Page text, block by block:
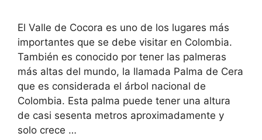
El Valle de Cocora es uno de los lugares más
importantes que se debe visitar en Colombia.
También es conocido por tener las palmeras
más altas del mundo, la llamada Palma de Cera
que es considerada el árbol nacional de
Colombia. Esta palma puede tener una altura
de casi sesenta metros aproximadamente y
solo crece …